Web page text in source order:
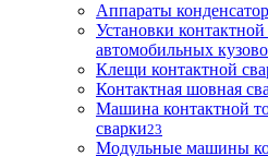
Аппараты
Установки
автомобильных
Клещи контактной
Контактная шовная
Машина контактной
сварки23
Модульные машины